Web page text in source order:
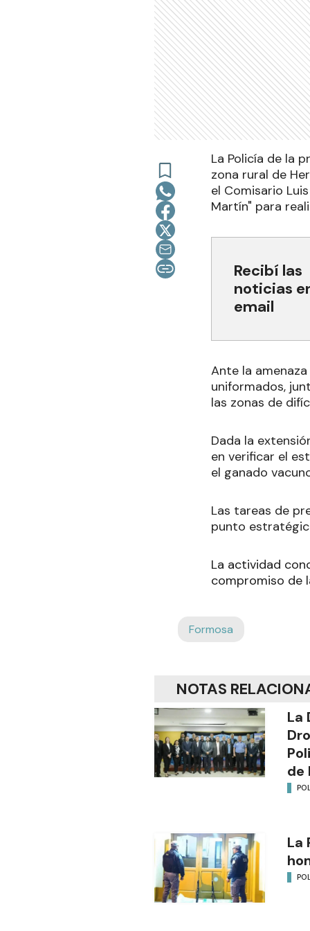
La Policía de la
zona rural de
el Comisario
Martín" para
Recibí las
noticias
email
Ante la
uniformados,
las zonas de
Dada la
en verificar el
el ganado
Las tareas de
punto
La actividad
compromiso de
Formosa
NOTAS
La
de
La